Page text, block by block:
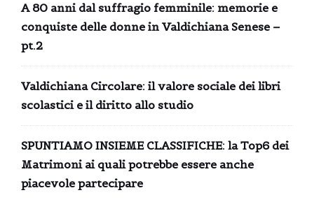
A 80 anni dal suffragio femminile: memorie e
conquiste delle donne in Valdichiana Senese –
pt.2
Valdichiana Circolare: il valore sociale dei libri
scolastici e il diritto allo studio
SPUNTIAMO INSIEME CLASSIFICHE: la Top6 dei
Matrimoni ai quali potrebbe essere anche
piacevole partecipare